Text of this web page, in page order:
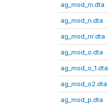
ag_mod_m.dta
ag_mod_n.dta
ag_mod_nr.dta
ag_mod_o.dta
ag_mod_o_1.dta
ag_mod_o2.dta
ag_mod_p.dta